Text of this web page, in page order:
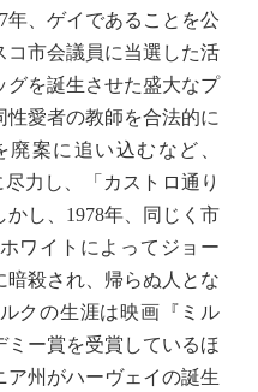
、ゲイであることを公
コ市会議員に当選した活
グを誕生させた盛大なプ
愛者の教師を合法的に
案に追い込むなど、
力し、「カストロ通り
し、1978年、同じく市
ワイトによってジョー
暗殺され、帰らぬ人とな
クの生涯は映画『ミル
ミー賞を受賞しているほ
ア州がハーヴェイの誕生